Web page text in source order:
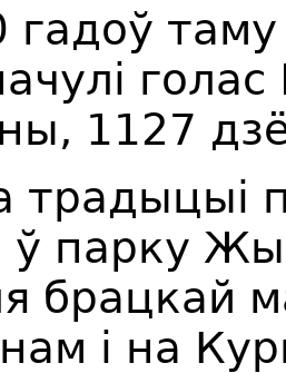
гадоў
1127
традыцыі
ў парку
брацкай
і на